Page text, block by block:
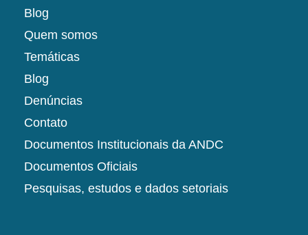
Blog
Quem somos
Temáticas
Blog
Denúncias
Contato
Documentos Institucionais da ANDC
Documentos Oficiais
Pesquisas, estudos e dados setoriais